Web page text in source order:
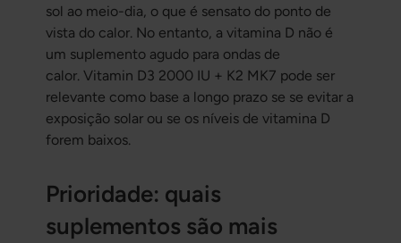
sol ao meio-dia, o que é sensato do ponto de
vista do calor. No entanto, a vitamina D não é
um suplemento agudo para ondas de
calor. Vitamin D3 2000 IU + K2 MK7 pode ser
relevante como base a longo prazo se se evitar a
exposição solar ou se os níveis de vitamina D
forem baixos.
Prioridade: quais
suplementos são mais